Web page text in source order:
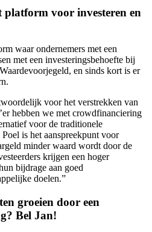
voor investeren en
waar ondernemers met een
met een investeringsbehoefte bij
en sinds kort is er
voor het verstrekken van
hebben we met crowdfinanciering
voor de traditionele
is het aanspreekpunt voor
minder waard wordt door de
krijgen een hoger
bijdrage aan goed
doelen.”
groeien door een
Bel Jan!